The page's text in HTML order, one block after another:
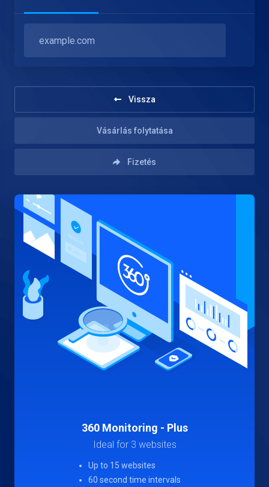
Vissza
Vásárlás folytatása
Fizetés
360 Monitoring - Plus
Ideal for 3 websites
Up to 15 websites
60 second time intervals